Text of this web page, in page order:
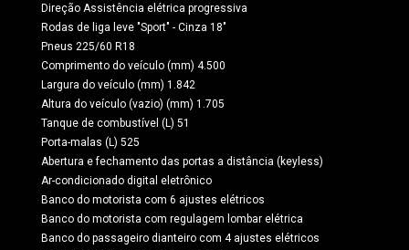
Direção Assistência elétrica progressiva
Rodas de liga leve "Sport" - Cinza 18"
Pneus 225/60 R18
Comprimento do veículo (mm) 4.500
Largura do veículo (mm) 1.842
Altura do veículo (vazio) (mm) 1.705
Tanque de combustível (L) 51
Porta-malas (L) 525
Abertura e fechamento das portas a distância (keyless)
Ar-condicionado digital eletrônico
Banco do motorista com 6 ajustes elétricos
Banco do motorista com regulagem lombar elétrica
Banco do passageiro dianteiro com 4 ajustes elétricos